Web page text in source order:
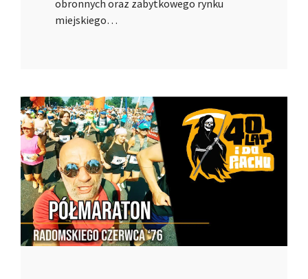
obronnych oraz zabytkowego rynku
miejskiego…